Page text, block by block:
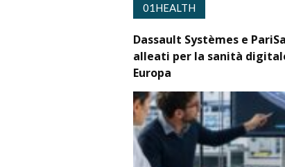
01HEALTH
Dassault Systèmes e
alleati per la sanità
Europa